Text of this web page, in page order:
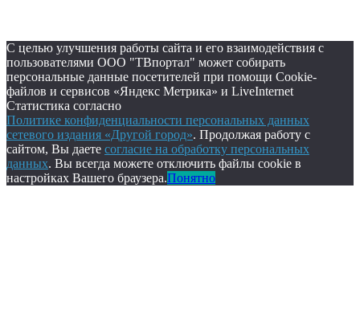
С целью улучшения работы сайта и его взаимодействия с
пользователями ООО "ТВпортал" может собирать
персональные данные посетителей при помощи Cookie-
файлов и сервисов «Яндекс Метрика» и LiveInternet
Статистика согласно
Политике конфиденциальности персональных данных
сетевого издания «Другой город». Продолжая работу с
сайтом, Вы даете согласие на обработку персональных
данных. Вы всегда можете отключить файлы cookie в
настройках Вашего браузера.Понятно